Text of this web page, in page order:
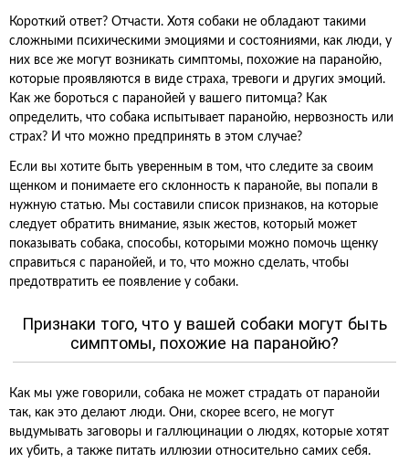
Короткий ответ? Отчасти. Хотя собаки не обладают такими
сложными психическими эмоциями и состояниями, как люди, у
них все же могут возникать симптомы, похожие на паранойю,
которые проявляются в виде страха, тревоги и других эмоций.
Как же бороться с паранойей у вашего питомца? Как
определить, что собака испытывает паранойю, нервозность или
страх? И что можно предпринять в этом случае?
Если вы хотите быть уверенным в том, что следите за своим
щенком и понимаете его склонность к паранойе, вы попали в
нужную статью. Мы составили список признаков, на которые
следует обратить внимание, язык жестов, который может
показывать собака, способы, которыми можно помочь щенку
справиться с паранойей, и то, что можно сделать, чтобы
предотвратить ее появление у собаки.
Признаки того, что у вашей собаки могут быть
симптомы, похожие на паранойю?
Как мы уже говорили, собака не может страдать от паранойи
так, как это делают люди. Они, скорее всего, не могут
выдумывать заговоры и галлюцинации о людях, которые хотят
их убить, а также питать иллюзии относительно самих себя.